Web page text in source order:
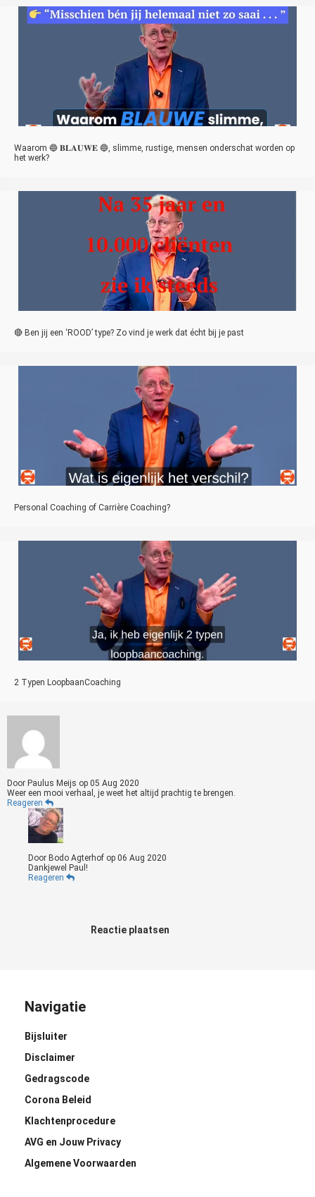
Waarom 🔵 𝐁𝐋𝐀𝐔𝐖𝐄 🔵, slimme, rustige, mensen onderschat worden op
het werk?
🔴 Ben jij een ‘ROOD’ type? Zo vind je werk dat écht bij je past
Personal Coaching of Carrière Coaching?
2 Typen LoopbaanCoaching
Door Paulus Meijs op 05 Aug 2020
Weer een mooi verhaal, je weet het altijd prachtig te brengen.
Reageren
Door Bodo Agterhof op 06 Aug 2020
Dankjewel Paul!
Reageren
Reactie plaatsen
Navigatie
Bijsluiter
Disclaimer
Gedragscode
Corona Beleid
Klachtenprocedure
AVG en Jouw Privacy
Algemene Voorwaarden